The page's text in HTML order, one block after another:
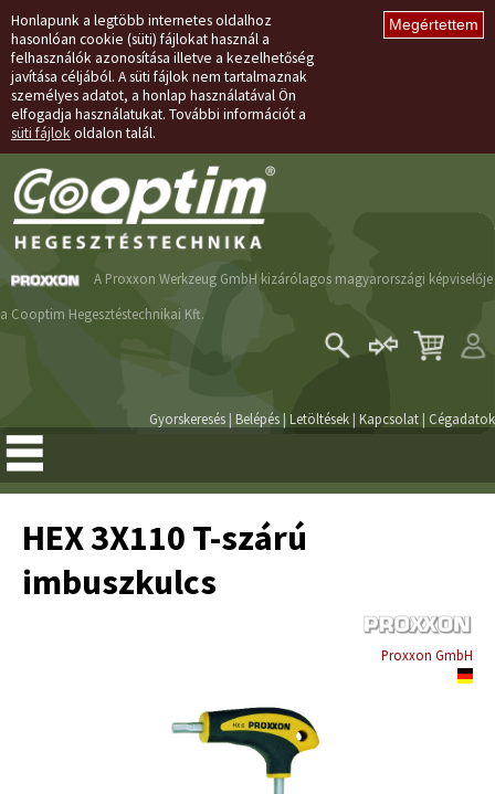
Honlapunk a legtöbb internetes oldalhoz
hasonlóan cookie (süti) fájlokat használ a
felhasználók azonosítása illetve a kezelhetőség
javítása céljából. A süti fájlok nem tartalmaznak
személyes adatot, a honlap használatával Ön
elfogadja használatukat. További információt a
süti fájlok oldalon talál.
A Proxxon Werkzeug GmbH kizárólagos magyarországi képviselője
a Cooptim Hegesztéstechnikai Kft.
Regisztráció
Gyorskeresés | Belépés| Letöltések | Kapcsolat | Cégadatok
HEX 3X110 T-szárú
imbuszkulcs
Proxxon GmbH